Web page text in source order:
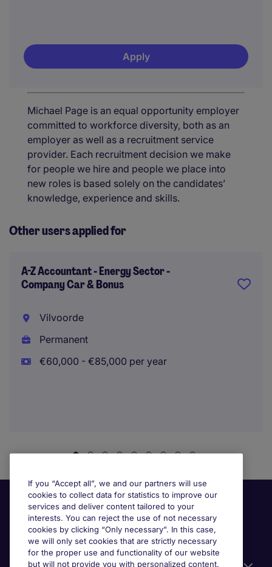
Apply
Michael Page is an equal opportunity employer
committed to workforce diversity, both as an
employer as well as a recruitment service
provider. Each recruitment decision we make
for people we hire and people we place into
new roles is based solely on the candidates’
knowledge, experience and skills.
Other users applied for
A-Z Accountant - Energy Sector -
Company Car & Bonus
Vilvoorde
Permanent
€60,000 - €85,000 per year
If you “Accept all”, we and our partners will use
cookies to collect data for statistics to improve our
services and deliver content tailored to your
interests. You can reject the use of not necessary
cookies by clicking “Only necessary”. In this case,
we will only set cookies that are strictly necessary
for the proper use and functionality of our website
but will not provide you with personalized content.